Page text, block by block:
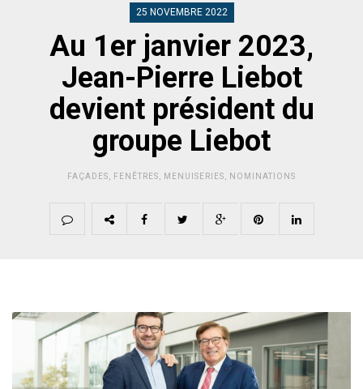
25 NOVEMBRE 2022
Au 1er janvier 2023,
Jean-Pierre Liebot
devient président du
groupe Liebot
FAÇADES FENÊTRES MENUISERIES NOMINATIONS